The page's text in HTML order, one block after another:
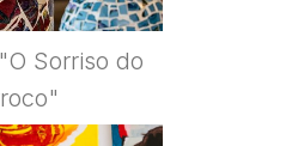
Sorriso do